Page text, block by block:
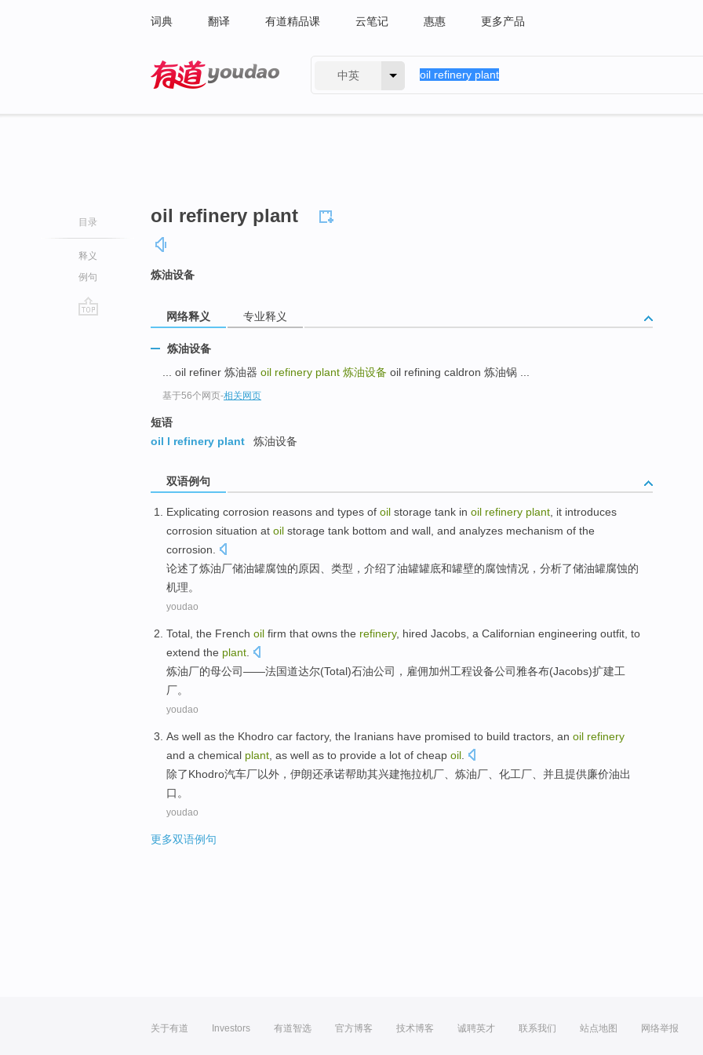
词典 翻译 有道精品课 云笔记 惠惠 更多产品
中英
目录
释义
例句
oil refinery plant
炼油设备
网络释义 专业释义
炼油设备
... oil refiner 炼油器 oil refinery plant 炼油设备 oil refining caldron 炼油锅 ...
基于56个网页-相关网页
短语
oil l refinery plant
炼油设备
双语例句
Explicating corrosion reasons and types of oil storage tank in oil refinery plant, it introduces
corrosion situation at oil storage tank bottom and wall, and analyzes mechanism of the
corrosion.
论述了炼油厂储油罐腐蚀的原因、 类型 ， 介绍了油罐罐底和罐壁的腐蚀情况 ， 分析了储油罐腐蚀的
机理。
youdao
Total the French oil firm that owns the refinery, hired Jacobs , a Californian engineering outfit , to
extend the plant
炼油厂的母公司——法国道达尔(Total)石油公司 ， 雇佣加州 工程设备公司 雅各布(Jacobs)扩建工
厂。
youdao
As well as the Khodro car factory, the Iranians have promised to build tractors , an oil refinery
and a chemical plant , as well as to provide a lot of cheap oil
除了Khodro汽车厂以外， 伊朗还承诺帮助其兴建拖拉机厂、 炼油厂 化工厂 、并且提供廉价油出
口。
youdao
更多双语例句
关于有道 Investors 有道智选 官方博客 技术博客 诚聘英才 联系我们 站点地图 网络举报